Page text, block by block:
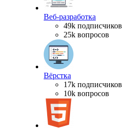
Веб-разработка
49k подписчиков
25k вопросов
Вёрстка
17k подписчиков
10k вопросов